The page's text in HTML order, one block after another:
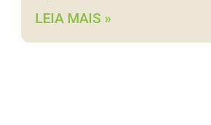
LEIA MAIS »